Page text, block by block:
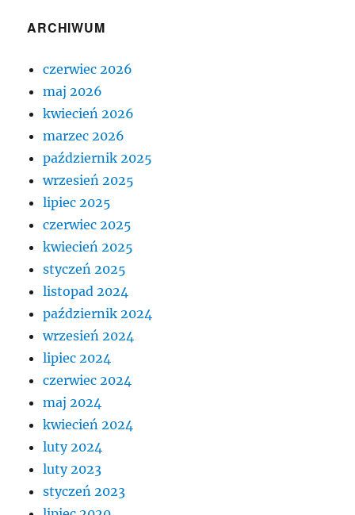
ARCHIWUM
czerwiec 2026
maj 2026
kwiecień 2026
marzec 2026
październik 2025
wrzesień 2025
lipiec 2025
czerwiec 2025
kwiecień 2025
styczeń 2025
listopad 2024
październik 2024
wrzesień 2024
lipiec 2024
czerwiec 2024
maj 2024
kwiecień 2024
luty 2024
luty 2023
styczeń 2023